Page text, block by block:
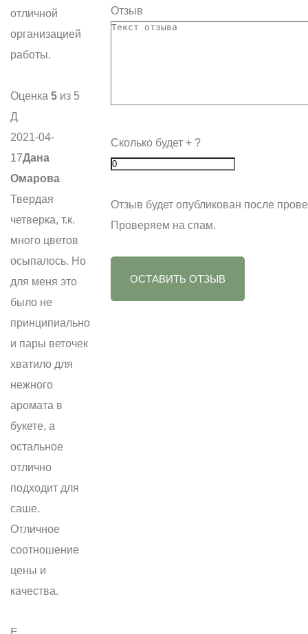
отличной
организацией
работы.
Оценка 5 из 5
Д
2021-04-
17Дана
Омарова
Твердая
четверка, т.к.
много цветов
осыпалось. Но
для меня это
было не
принципиально
и пары веточек
хватило для
нежного
аромата в
букете, а
остальное
отлично
подходит для
саше.
Отличное
соотношение
цены и
качества.
Отзыв
Сколько будет + ?
Отзыв будет опубликован после
Проверяем на спам.
ОСТАВИТЬ ОТЗЫВ